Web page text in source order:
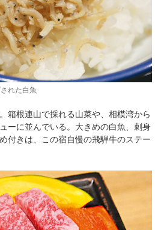
れた白魚
箱根連山で採れる山菜や、相模湾から
ーに並んでいる。大きめの白魚、刺身
付きは、この宿自慢の飛騨牛のステー